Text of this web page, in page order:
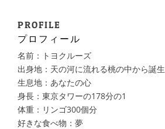
PROFILE
プロフィール
名前：トヨクルーズ
出身地：天の河に流れる桃の中から誕生
生息地：あなたの心
身長：東京タワーの178分の1
体重：リンゴ300個分
好きな食べ物：夢